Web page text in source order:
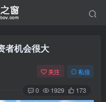
者机会很大
关注 私信
0 1929 173